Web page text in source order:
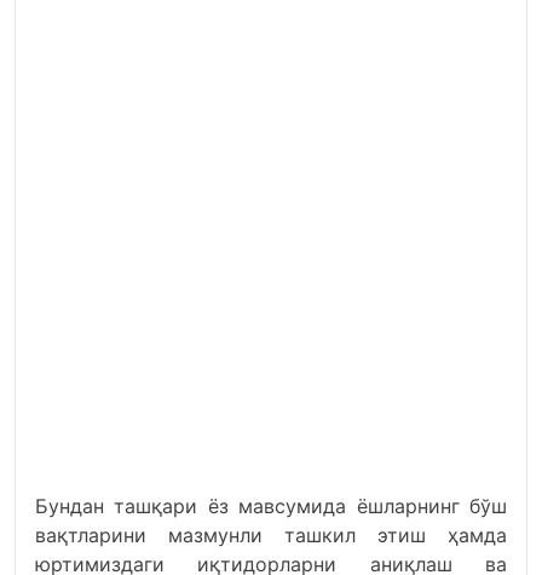
Бундан ташқари ёз мавсумида ёшларнинг бўш
вақтларини мазмунли ташкил этиш ҳамда
юртимиздаги иқтидорларни аниқлаш ва